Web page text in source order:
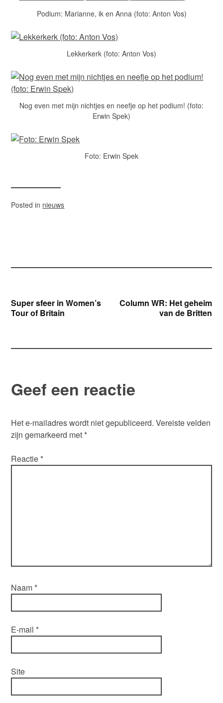
Podium: Marianne, ik en Anna (foto: Anton Vos)
Lekkerkerk (foto: Anton Vos)
Nog even met mijn nichtjes en neefje op het podium! (foto:
Erwin Spek)
Foto: Erwin Spek
Posted in nieuws
Bericht
navigatie
Super sfeer in Women’s
Tour of Britain
Column WR: Het geheim
van de Britten
Geef een reactie
Het e-mailadres wordt niet gepubliceerd. Vereiste velden
zijn gemarkeerd met *
Reactie *
Naam *
E-mail *
Site